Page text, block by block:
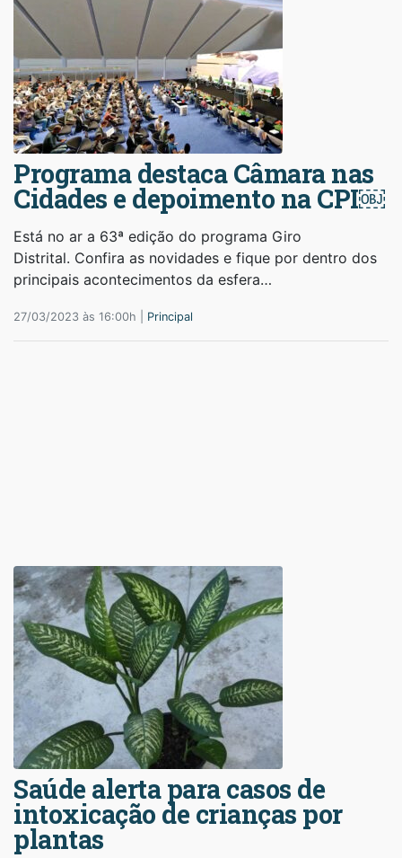
Programa destaca Câmara nas
Cidades e depoimento na CPI￼
Está no ar a 63ª edição do programa Giro
Distrital. Confira as novidades e fique por dentro dos
principais acontecimentos da esfera…
27/03/2023 às 16:00h | Principal
Saúde alerta para casos de
intoxicação de crianças por
plantas